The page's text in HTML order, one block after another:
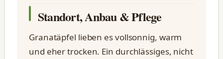
Standort, Anbau & Pflege
Granatäpfel lieben es vollsonnig, warm
und eher trocken. Ein durchlässiges, nicht